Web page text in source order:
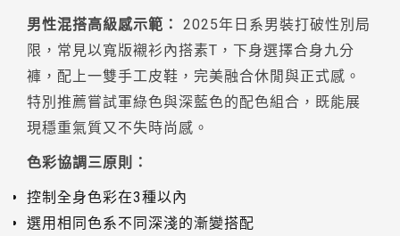
男性混搭高級感示範：
2025年日系男裝打破性別局
限，常見以寬版襯衫內搭素T，下身選擇合身九分
褲，配上一雙手工皮鞋，完美融合休閒與正式感。
特別推薦嘗試軍綠色與深藍色的配色組合，既能展
現穩重氣質又不失時尚感。
色彩協調三原則：
控制全身色彩在3種以內
選用相同色系不同深淺的漸變搭配